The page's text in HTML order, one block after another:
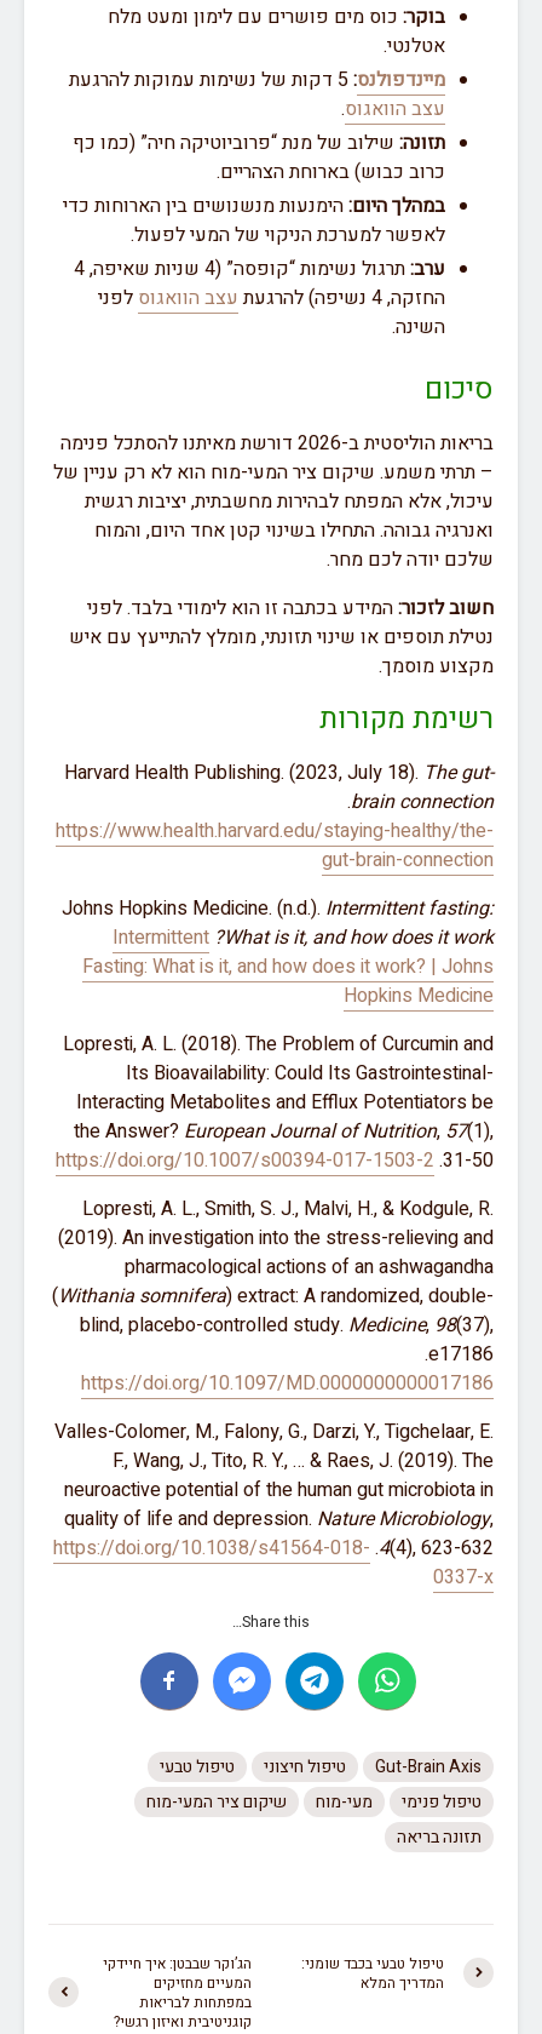
בוקר: כוס מים פושרים עם לימון ומעט מלח
אטלנטי.
מיינדפולנס:
עצב הוואגוס.
תזונה: שילוב של מנת “פרוביוטיקה חיה” (כמו כף
כרוב כבוש) בארוחת הצהריים.
במהלך היום:הימנעות מנשנושים בין הארוחות כדי
לאפשר למערכת הניקוי של המעי לפעול.
ערב:
תרגול נשימות “קופסה” (4 שניות שאיפה, 4
החזקה, 4 נשיפה) להרגעת
עצב הוואגוס לפני
השינה.
סיכום
בריאות הוליסטית ב-2026 דורשת מאיתנו להסתכל פנימה
– תרתי משמע. שיקום ציר המעי-מוח הוא לא רק עניין של
עיכול, אלא המפתח לבהירות מחשבתית, יציבות רגשית
ואנרגיה גבוהה. התחילו בשינוי קטן אחד היום, והמוח
שלכם יודה לכם מחר.
חשוב לזכור:המידע בכתבה זו הוא לימודי בלבד. לפני
נטילת תוספים או שינוי תזונתי, מומלץ להתייעץ עם איש
מקצוע מוסמך.
רשימת מקורות
Harvard Health Publishing. (2023, July 18). The gut-
brain connection
.
https://www.health.harvard.edu/staying-healthy/the-
gut-brain-connection
Johns Hopkins Medicine. (n.d.). Intermittent fasting:
What is it, and how does it work?
Intermittent
Fasting: What is it, and how does it work? | Johns
Hopkins Medicine
Lopresti, A. L. (2018). The Problem of Curcumin and
Its Bioavailability: Could Its Gastrointestinal-
Interacting Metabolites and Efflux Potentiators be
the Answer? European Journal of Nutrition, 57(1),
31-50.
https://doi.org/10.1007/s00394-017-1503-2
Lopresti, A. L., Smith, S. J., Malvi, H., & Kodgule, R.
(2019). An investigation into the stress-relieving and
pharmacological actions of an ashwagandha
(Withania somnifera) extract: A randomized, double-
blind, placebo-controlled study. Medicine, 98(37),
e17186.
https://doi.org/10.1097/MD.0000000000017186
Valles-Colomer, M., Falony, G., Darzi, Y., Tigchelaar, E.
F., Wang, J., Tito, R. Y., … & Raes, J. (2019). The
neuroactive potential of the human gut microbiota in
quality of life and depression. Nature Microbiology,
4(4), 623-632.
https://doi.org/10.1038/s41564-018-
0337-x
Share this…
Gut-Brain Axis טיפול חיצוני
טיפול טבעי
טיפול פנימי
מעי-מוח
שיקום ציר המעי-מוח
תזונה בריאה
הג’וקר שבבטן: איך חיידקי
המעיים מחזיקים
במפתחות לבריאות
קוגניטיבית ואיזון רגשי?
טיפול טבעי בכבד שומני:
המדריך המלא